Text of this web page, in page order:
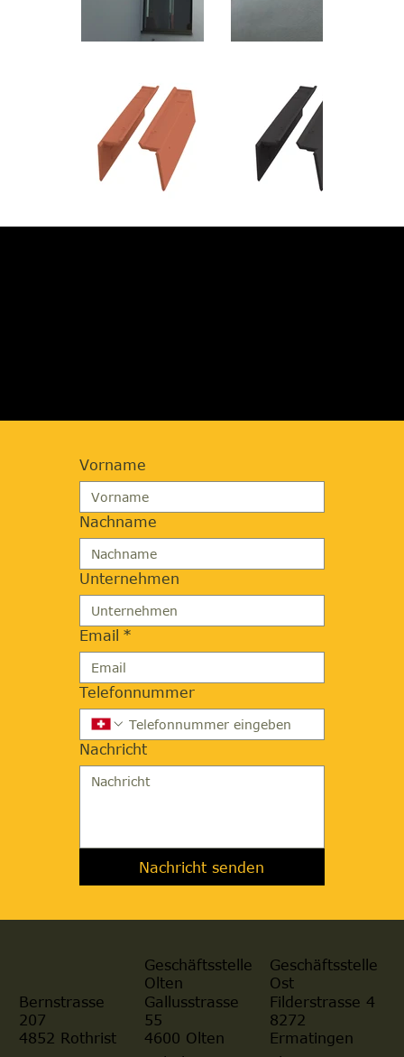
Vorname
Nachname
Unternehmen
Email *
Telefonnummer
Nachricht
Nachricht senden
Bernstrasse
207
4852 Rothrist
Geschäftsstelle
Olten
Gallusstrasse
55
4600 Olten
Geschäftsstelle
Ost
Filderstrasse 4
8272
Ermatingen